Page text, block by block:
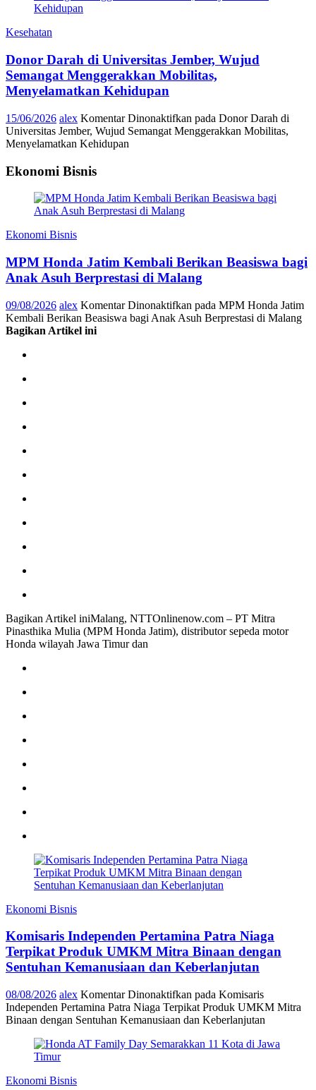
Kesehatan
Donor Darah di Universitas Jember, Wujud
Semangat Menggerakkan Mobilitas,
Menyelamatkan Kehidupan
15/06/2026 alex Komentar Dinonaktifkan pada Donor Darah di
Universitas Jember, Wujud Semangat Menggerakkan Mobilitas,
Menyelamatkan Kehidupan
Ekonomi Bisnis
Ekonomi Bisnis
MPM Honda Jatim Kembali Berikan Beasiswa bagi
Anak Asuh Berprestasi di Malang
09/08/2026 alex Komentar Dinonaktifkan pada MPM Honda Jatim
Kembali Berikan Beasiswa bagi Anak Asuh Berprestasi di Malang
Bagikan Artikel ini
Bagikan Artikel iniMalang, NTTOnlinenow.com – PT Mitra
Pinasthika Mulia (MPM Honda Jatim), distributor sepeda motor
Honda wilayah Jawa Timur dan
Ekonomi Bisnis
Komisaris Independen Pertamina Patra Niaga
Terpikat Produk UMKM Mitra Binaan dengan
Sentuhan Kemanusiaan dan Keberlanjutan
08/08/2026 alex Komentar Dinonaktifkan pada Komisaris
Independen Pertamina Patra Niaga Terpikat Produk UMKM Mitra
Binaan dengan Sentuhan Kemanusiaan dan Keberlanjutan
Ekonomi Bisnis